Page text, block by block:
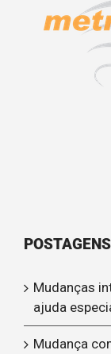
Mudanças
ajuda
Mudança